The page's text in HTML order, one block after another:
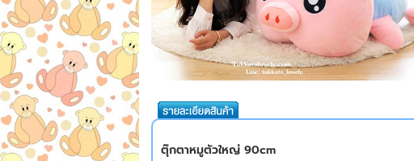
ตุ๊กตาหมูตัวใหญ่ 90cm